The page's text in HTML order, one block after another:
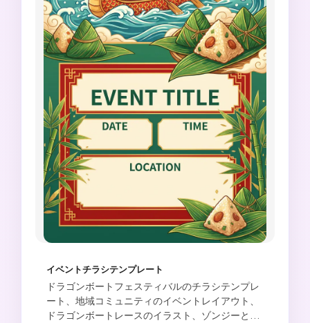
イベントチラシテンプレート
ドラゴンボートフェスティバルのチラシテンプレ
ート、地域コミュニティのイベントレイアウト、
ドラゴンボートレースのイラスト、ゾンジーと竹